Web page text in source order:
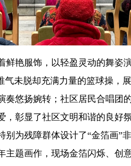
鲜艳服饰，以轻盈灵动的舞姿
气未脱却充满力量的篮球操，
奏悠扬婉转；社区居民合唱团
彰显了社区文明和谐的良好氛
别为残障群体设计了“金箔画”
主题画作，现场金箔闪烁、创